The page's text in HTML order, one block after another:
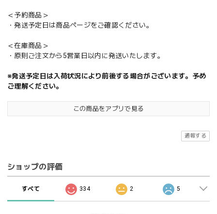
＜予約商品＞
・発送予定日は商品ページをご確認ください。
＜在庫商品＞
・原則ご注文から5営業日以内に発送いたします。
※発送予定日は入荷状況により前後する場合がございます。予め
ご理解ください。
この商品をアプリで見る
通報する
ショップの評価
すべて 334 2 5